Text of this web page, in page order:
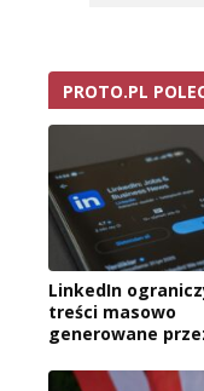
PROTO.PL
LinkedIn
treści masowo
generowane